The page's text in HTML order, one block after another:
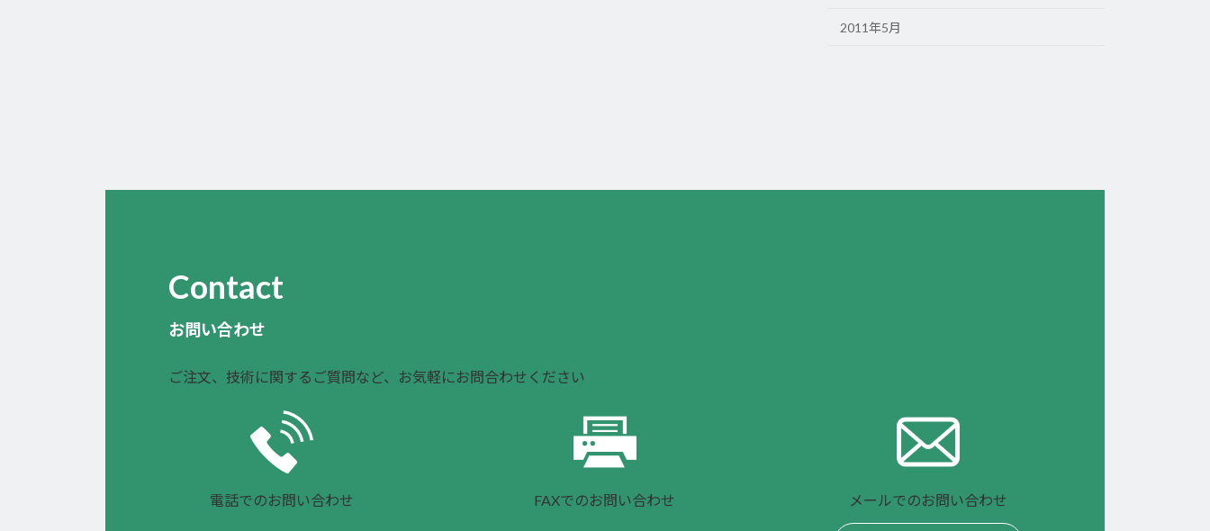
2011年5月
Contact
お問い合わせ
ご注文、技術に関するご質問など、お気軽にお問合わせください
電話でのお問い合わせ FAXでのお問い合わせ メールでのお問い合わせ